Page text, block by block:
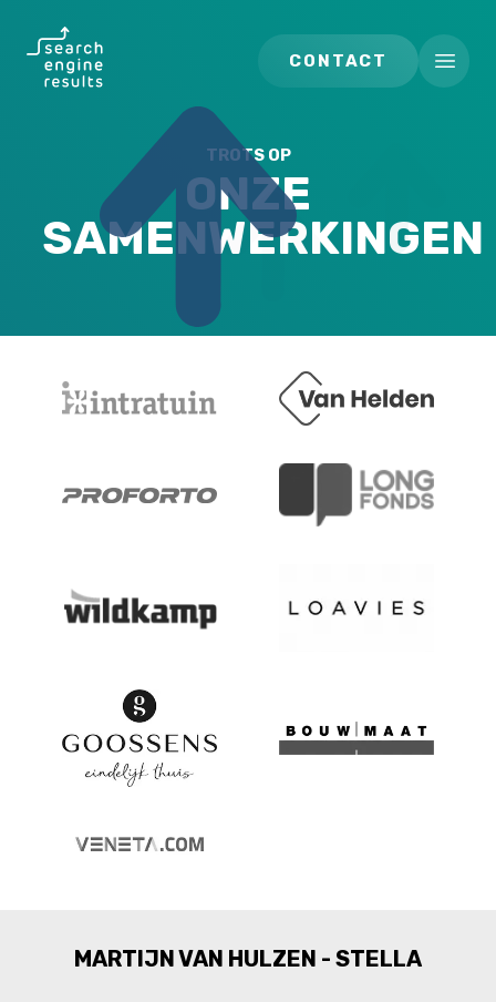
Search Engine Results
CONTACT Open
TROTS OP
ONZE
SAMENWERKINGEN
MARTIJN VAN HULZEN - STELLA